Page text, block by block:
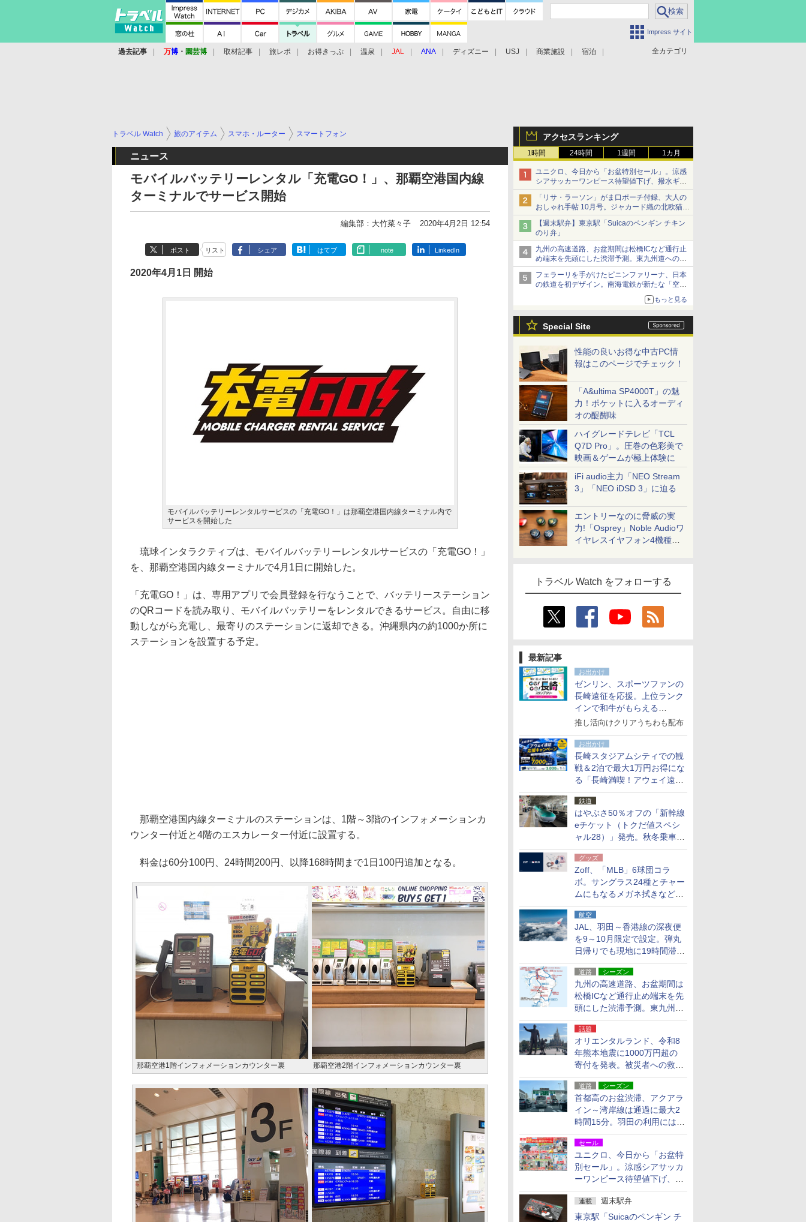
Impress サイト
全カテゴリ
過去記事 万博 ・ 園芸博 取材記事 旅レポ お得きっぷ 温泉 JAL ANA ディズニー USJ 商業施設 宿泊
アクセスランキング
1時間 24時間 1週間 1カ月
ユニクロ、今日から「お盆特別セール」。涼感
シアサッカーワンピース待望値下げ、撥水ギア
ショーツは1990円に
「リサ・ラーソン」がま口ポーチ付録、大人の
おしゃれ手帖 10月号。ジャカード織の北欧猫デ
ザイン
【週末駅弁】東京駅「Suicaのペンギン チキン
のり弁」
九州の高速道路、お盆期間は松橋ICなど通行止
め端末を先頭にした渋滞予測。東九州道への迂
回は料金調整を実施
フェラーリを手がけたピニンファリーナ、日本
の鉄道を初デザイン。南海電鉄が新たな「空港
もっと見る
Special Site
性能の良いお得な中古PC情
報はこのページでチェック！
「A&ultima SP4000T」の魅
力！ポケットに入るオーディ
オの醍醐味
ハイグレードテレビ「TCL
Q7D Pro」。圧巻の色彩美で
映画＆ゲームが極上体験に
iFi audio主力「NEO Stream
3」「NEO iDSD 3」に迫る
エントリーなのに脅威の実
力!「Osprey」Noble Audioワ
イヤレスイヤフォン4機種を
トラベル Watch をフォローする
最新記事
お出かけ
ゼンリン、スポーツファンの
長崎遠征を応援。上位ランク
インで和牛がもらえる
「GO！GO！長崎スタンプラ
推し活向けクリアうちわも配布
お出かけ
長崎スタジアムシティでの観
戦＆2泊で最大1万円お得にな
る「長崎満喫！アウェイ遠征
応援キャンペーン」
鉄道
はやぶさ50％オフの「新幹線
eチケット（トクだ値スペシ
ャル28）」発売。秋冬乗車
分、えきねっと限定
グッズ
Zoff、「MLB」6球団コラ
ボ。サングラス24種とチャー
ムにもなるメガネ拭きなど雑
貨24種
航空
JAL、羽田～香港線の深夜便
を9～10月限定で設定。弾丸
日帰りでも現地に19時間滞在
できる
道路 シーズン
九州の高速道路、お盆期間は
松橋ICなど通行止め端末を先
頭にした渋滞予測。東九州道
への迂回は料金調整を実施
話題
オリエンタルランド、令和8
年熊本地震に1000万円超の
寄付を発表。被災者への救援
活動・復旧支援
道路 シーズン
首都高のお盆渋滞、アクアラ
イン～湾岸線は通過に最大2
時間15分。羽田の利用には
「空港西出口」の利用検討を
セール
ユニクロ、今日から「お盆特
別セール」。涼感シアサッカ
ーワンピース待望値下げ、撥
水ギアショーツは1990円に
連載 週末駅弁
東京駅「Suicaのペンギン チ
トラベル Watch 旅のアイテム スマホ・ルーター スマートフォン
ニュース
モバイルバッテリーレンタル「充電GO！」、那覇空港国内線
ターミナルでサービス開始
編集部：大竹菜々子 2020年4月2日 12:54
ポスト リスト シェア はてブ note LinkedIn
2020年4月1日 開始
モバイルバッテリーレンタルサービスの「充電GO！」は那覇空港国内線ターミナル内で
サービスを開始した
琉球インタラクティブは、モバイルバッテリーレンタルサービスの「充電GO！」
を、那覇空港国内線ターミナルで4月1日に開始した。
「充電GO！」は、専用アプリで会員登録を行なうことで、バッテリーステーション
のQRコードを読み取り、モバイルバッテリーをレンタルできるサービス。自由に移
動しながら充電し、最寄りのステーションに返却できる。沖縄県内の約1000か所に
ステーションを設置する予定。
那覇空港国内線ターミナルのステーションは、1階～3階のインフォメーションカ
ウンター付近と4階のエスカレーター付近に設置する。
料金は60分100円、24時間200円、以降168時間まで1日100円追加となる。
那覇空港1階インフォメーションカウンター裏 那覇空港2階インフォメーションカウンター裏